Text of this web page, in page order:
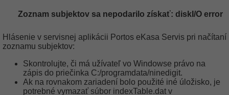
Zoznam subjektov sa nepodarilo získať: diskI/O error
Hlásenie v servisnej aplikácii Portos eKasa Servis pri načítaní
zoznamu subjektov:
Skontrolujte, či má užívateľ vo Windowse právo na
zápis do priečinka C:/programdata/ninedigit.
Ak na rovnakom zariadení bolo použité iné úložisko, je
potrebné vymazať súbor indexTable.dat v